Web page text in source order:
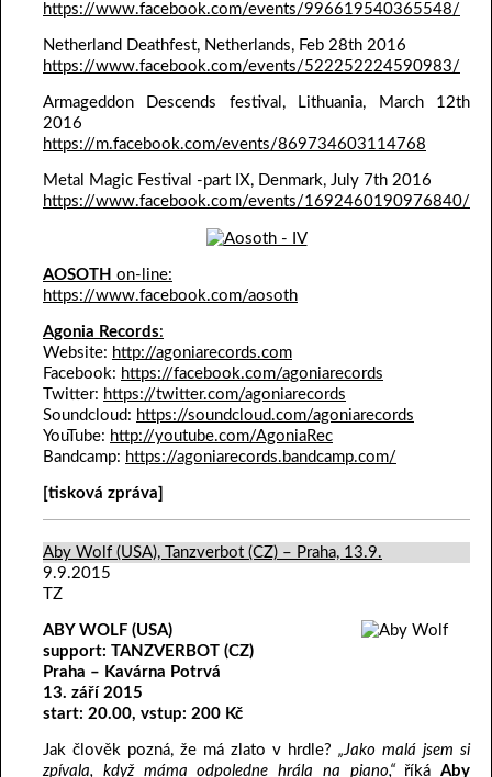
https://www.facebook.com/events/996619540365548/
Netherland Deathfest, Netherlands, Feb 28th 2016
https://www.facebook.com/events/522252224590983/
Armageddon Descends festival, Lithuania, March 12th
2016
https://m.facebook.com/events/869734603114768
Metal Magic Festival -part IX, Denmark, July 7th 2016
https://www.facebook.com/events/1692460190976840/
AOSOTH on-line:
https://www.facebook.com/aosoth
Agonia Records:
Website: http://agoniarecords.com
Facebook: https://facebook.com/agoniarecords
Twitter: https://twitter.com/agoniarecords
Soundcloud: https://soundcloud.com/agoniarecords
YouTube: http://youtube.com/AgoniaRec
Bandcamp: https://agoniarecords.bandcamp.com/
[tisková zpráva]
Aby Wolf (USA), Tanzverbot (CZ) – Praha, 13.9.
9.9.2015
TZ
ABY WOLF (USA)
support: TANZVERBOT (CZ)
Praha – Kavárna Potrvá
13. září 2015
start: 20.00, vstup: 200 Kč
Jak člověk pozná, že má zlato v hrdle? „Jako malá jsem si
zpívala, když máma odpoledne hrála na piano,“ říká Aby